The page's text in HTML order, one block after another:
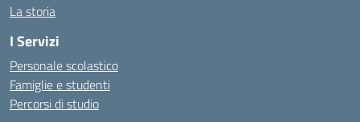
La storia
I Servizi
Personale scolastico
Famiglie e studenti
Percorsi di studio